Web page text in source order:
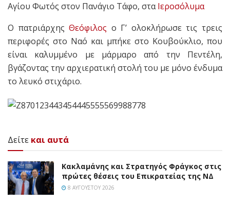
Αγίου Φωτός στον Πανάγιο Τάφο, σταΙεροσόλυμα
Ο πατριάρχηςΘεόφιλος ο Γ’ ολοκλήρωσε τις τρεις
περιφορές στο Ναό και μπήκε στο Κουβούκλιο, που
είναι καλυμμένο με μάρμαρο από την Πεντέλη,
βγάζοντας την αρχιερατική στολή του με μόνο ένδυμα
το λευκό στιχάριο.
Δείτε και αυτά
Κακλαμάνης και Στρατηγός Φράγκος στις
πρώτες θέσεις του Επικρατείας της ΝΔ
8 ΑΥΓΟΎΣΤΟΥ 2026